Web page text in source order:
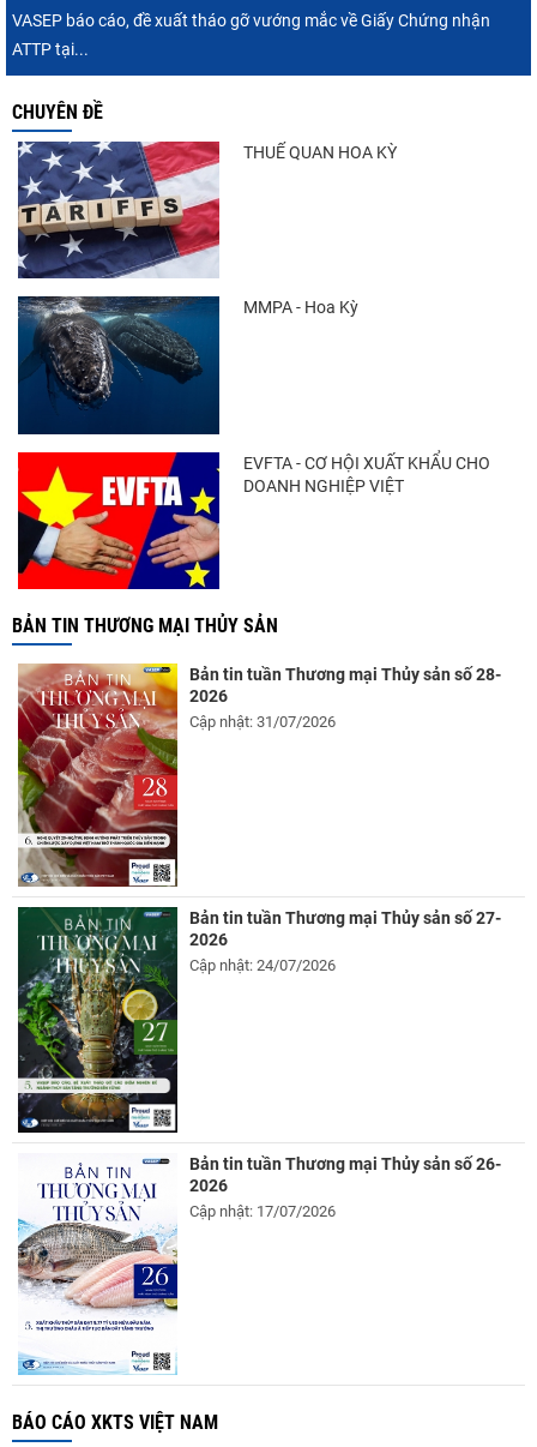
VASEP báo cáo, đề xuất tháo gỡ vướng mắc về Giấy Chứng nhận
ATTP tại...
CHUYÊN ĐỀ
THUẾ QUAN HOA KỲ
MMPA - Hoa Kỳ
EVFTA - CƠ HỘI XUẤT KHẨU CHO
DOANH NGHIỆP VIỆT
BẢN TIN THƯƠNG MẠI THỦY SẢN
Bản tin tuần Thương mại Thủy sản số 28-
2026
Cập nhật: 31/07/2026
Bản tin tuần Thương mại Thủy sản số 27-
2026
Cập nhật: 24/07/2026
Bản tin tuần Thương mại Thủy sản số 26-
2026
Cập nhật: 17/07/2026
BÁO CÁO XKTS VIỆT NAM